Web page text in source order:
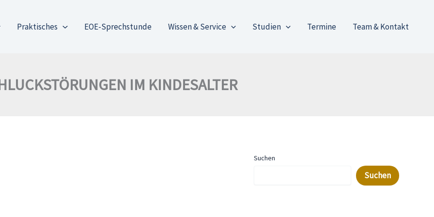
Praktisches EOE-Sprechstunde Wissen & Service Studien Termine Team & Kontakt
IM KINDESALTER
Suchen
Suchen